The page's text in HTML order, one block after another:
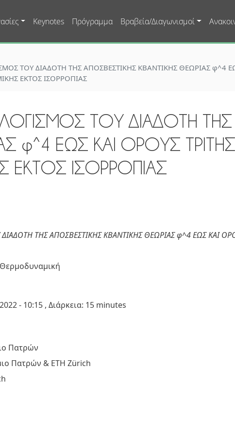
Keynotes Πρόγραμμα Βραβεία/Διαγωνισμοί
ΤΟΥ ΔΙΑΔΟΤΗ ΤΗΣ ΑΠΟΣΒΕΣΤΙΚΗΣ ΚΒΑΝΤΙΚΗΣ ΘΕΩΡΙΑΣ φ^4
ΕΚΤΟΣ ΙΣΟΡΡΟΠΙΑΣ
ΤΟΥ ΔΙΑΔΟΤΗ ΤΗΣ
φ^4 ΕΩΣ ΚΑΙ ΟΡΟΥΣ
ΙΣΟΡΡΟΠΙΑΣ
ΤΗΣ ΑΠΟΣΒΕΣΤΙΚΗΣ ΚΒΑΝΤΙΚΗΣ ΘΕΩΡΙΑΣ φ^4 ΕΩΣ ΚΑΙ
- 10:15 , Διάρκεια: 15 minutes
Πατρών
Πατρών & ETH Zürich